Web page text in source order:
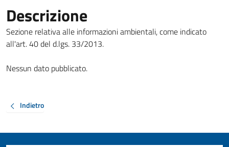
Descrizione
Sezione relativa alle informazioni ambientali, come indicato
all'art. 40 del d.lgs. 33/2013.
Nessun dato pubblicato.
Indietro